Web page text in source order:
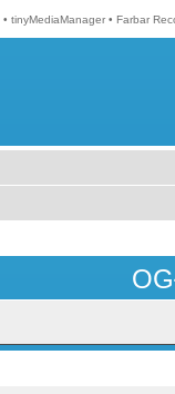
• tinyMediaManager • Farbar